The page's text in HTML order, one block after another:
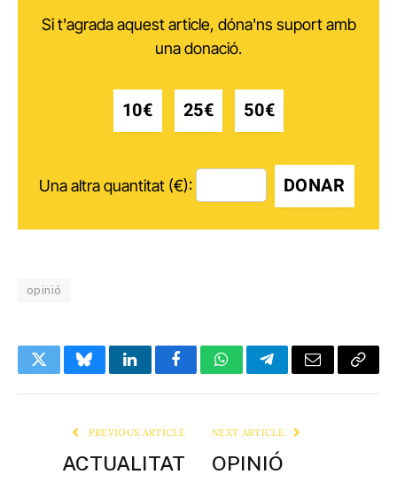
Si t'agrada aquest article, dóna'ns suport amb
una donació.
10€ 25€ 50€
Una altra quantitat (€): DONAR
opinió
TwitterBlueskyLinkedInFacebookWhatsAppTelegramEmail Copy
PREVIOUS ARTICLE
ACTUALITAT
NEXT ARTICLE
OPINIÓ